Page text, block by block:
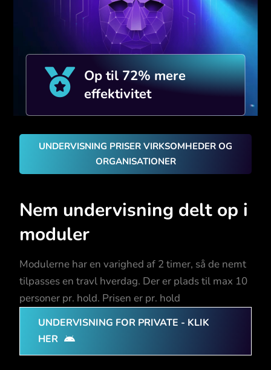

Op til 72% mere
effektivitet
UNDERVISNING PRISER VIRKSOMHEDER OG
ORGANISATIONER
Nem undervisning delt op i
moduler
Modulerne har en varighed af 2 timer, så de nemt
tilpasses en travl hverdag. Der er plads til max 10
personer pr. hold. Prisen er pr. hold
UNDERVISNING FOR PRIVATE - KLIK
HER